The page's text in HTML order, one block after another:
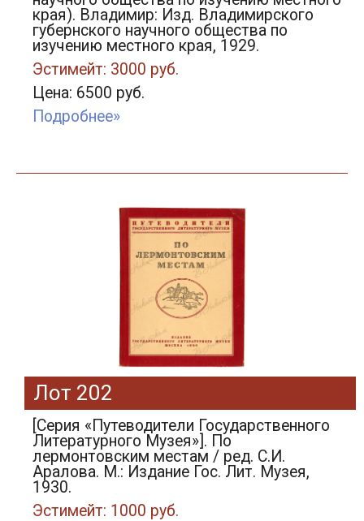
края). Владимир: Изд. Владимирского
губернского научного общества по
изучению местного края, 1929.
Эстимейт: 3000 руб.
Цена: 6500 руб.
Подробнее»
Лот 202
[Серия «Путеводители Государственного
Литературного Музея»]. По
лермонтовским местам / ред. С.И.
Аралова. М.: Издание Гос. Лит. Музея,
1930.
Эстимейт: 1000 руб.